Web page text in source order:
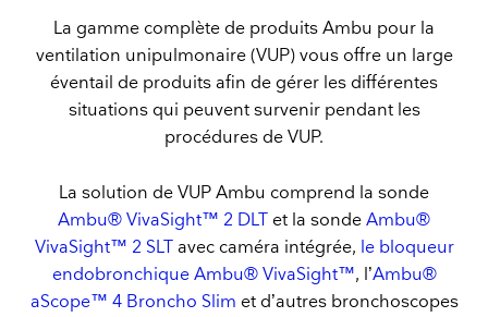
La gamme complète de produits Ambu pour la
ventilation unipulmonaire (VUP) vous offre un large
éventail de produits afin de gérer les différentes
situations qui peuvent survenir pendant les
procédures de VUP.
La solution de VUP Ambu comprend la sonde
Ambu® VivaSight™ 2 DLT et la sonde Ambu®
VivaSight™ 2 SLTavec caméra intégrée, le bloqueur
endobronchique Ambu® VivaSight™, l’Ambu®
aScope™ 4 Broncho Slim et d’autres bronchoscopes